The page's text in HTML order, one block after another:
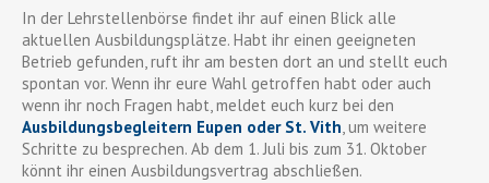
In der Lehrstellenbörse findet ihr auf einen Blick alle
aktuellen Ausbildungsplätze. Habt ihr einen geeigneten
Betrieb gefunden, ruft ihr am besten dort an und stellt euch
spontan vor. Wenn ihr eure Wahl getroffen habt oder auch
wenn ihr noch Fragen habt, meldet euch kurz bei den
Ausbildungsbegleitern Eupen oder St. Vith, um weitere
Schritte zu besprechen. Ab dem 1. Juli bis zum 31. Oktober
könnt ihr einen Ausbildungsvertrag abschließen.